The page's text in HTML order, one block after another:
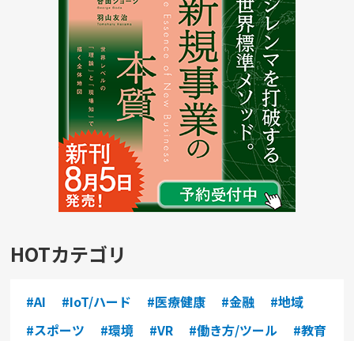
HOTカテゴリ
#AI #IoT/ハード #医療健康 #金融
#地域
#スポーツ
#環境 #VR #働き方/ツール
#教育